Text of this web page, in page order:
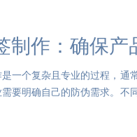
制作：确保产
一个复杂且专业的过程，通
要明确自己的防伪需求。不